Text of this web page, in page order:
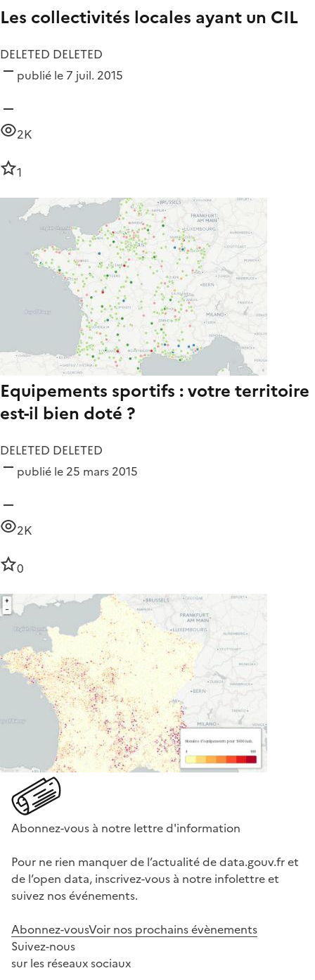
Les collectivités locales ayant un CIL
DELETED DELETED
publié le 7 juil. 2015
2K
1
Equipements sportifs : votre territoire
est-il bien doté ?
DELETED DELETED
publié le 25 mars 2015
2K
0
Abonnez-vous à notre lettre d'information
Pour ne rien manquer de l’actualité de data.gouv.fr et
de l’open data, inscrivez-vous à notre infolettre et
suivez nos événements.
Abonnez-vousVoir nos prochains évènements
Suivez-nous
sur les réseaux sociaux